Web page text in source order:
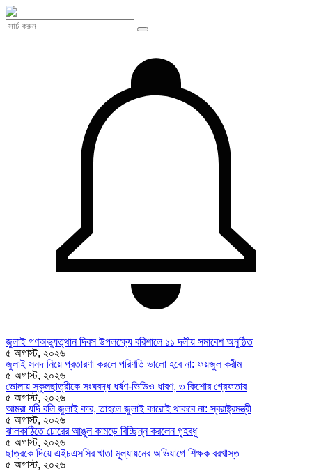
জুলাই গণঅভ্যুত্থান দিবস উপলক্ষ্যে বরিশালে ১১ দলীয় সমাবেশ অনুষ্ঠিত
৫ অগাস্ট, ২০২৬
জুলাই সনদ নিয়ে প্রতারণা করলে পরিণতি ভালো হবে না: ফয়জুল করীম
৫ অগাস্ট, ২০২৬
ভোলায় স্কুলছাত্রীকে সংঘবদ্ধ ধর্ষণ-ভিডিও ধারণ, ৩ কিশোর গ্রেফতার
৫ অগাস্ট, ২০২৬
আমরা যদি বলি জুলাই কার, তাহলে জুলাই কারোই থাকবে না: স্বরাষ্ট্রমন্ত্রী
৫ অগাস্ট, ২০২৬
ঝালকাঠিতে চোরের আঙুল কামড়ে বিচ্ছিন্ন করলেন গৃহবধূ
৫ অগাস্ট, ২০২৬
ছাত্রকে দিয়ে এইচএসসির খাতা মূল্যায়নের অভিযাগে শিক্ষক বরখাস্ত
৫ অগাস্ট, ২০২৬